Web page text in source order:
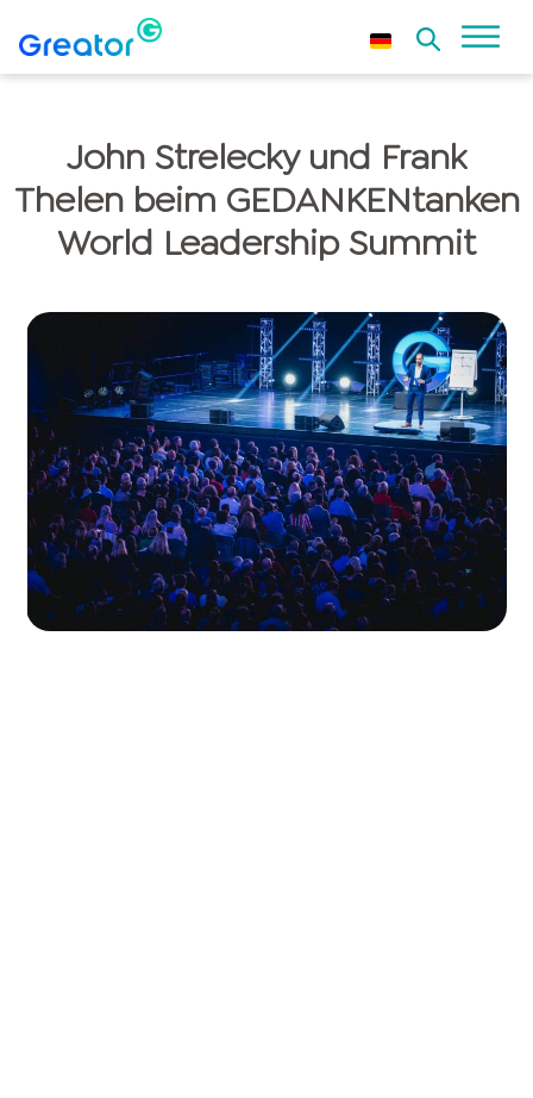
John Strelecky und Frank
Thelen beim GEDANKENtanken
World Leadership Summit